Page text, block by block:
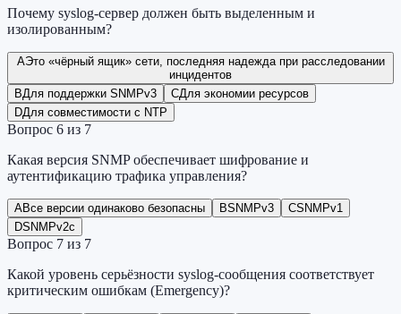
Почему syslog-сервер должен быть выделенным и
изолированным?
AЭто «чёрный ящик» сети, последняя надежда при расследовании
инцидентов
BДля поддержки SNMPv3 CДля экономии ресурсов
DДля совместимости с NTP
Вопрос 6 из 7
Какая версия SNMP обеспечивает шифрование и
аутентификацию трафика управления?
AВсе версии одинаково безопасны BSNMPv3 CSNMPv1
DSNMPv2c
Вопрос 7 из 7
Какой уровень серьёзности syslog-сообщения соответствует
критическим ошибкам (Emergency)?